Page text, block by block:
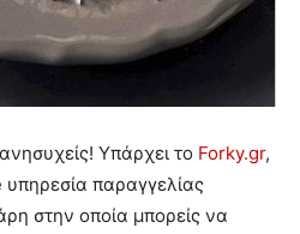
Υπάρχει το Forky.gr,
παραγγελίας
στην οποία μπορείς να